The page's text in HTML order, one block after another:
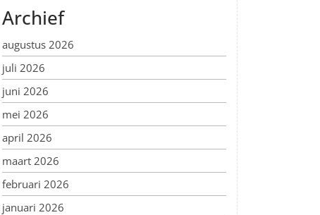
Archief
augustus 2026
juli 2026
juni 2026
mei 2026
april 2026
maart 2026
februari 2026
januari 2026